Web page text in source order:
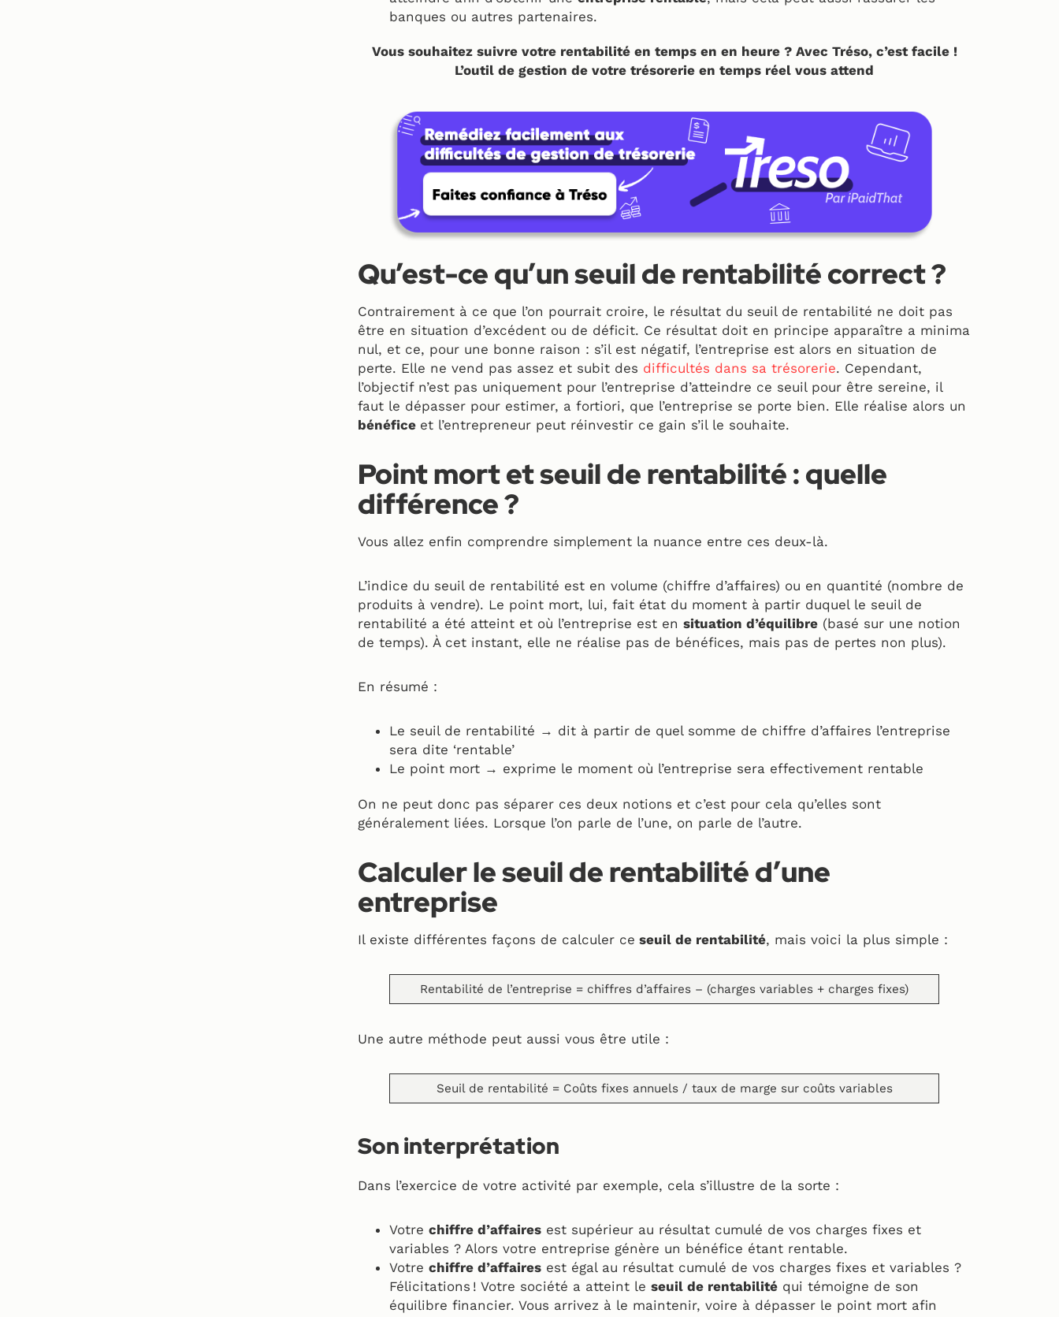
banques ou autres partenaires.
Vous souhaitez suivre votre rentabilité en temps en en heure ? Avec Tréso, c’est facile !
L’outil de gestion de votre trésorerie en temps réel vous attend
Qu’est-ce qu’un seuil de rentabilité correct ?
Contrairement à ce que l’on pourrait croire, le résultat du seuil de rentabilité ne doit pas
être en situation d’excédent ou de déficit. Ce résultat doit en principe apparaître a minima
nul, et ce, pour une bonne raison : s’il est négatif, l’entreprise est alors en situation de
perte. Elle ne vend pas assez et subit des difficultés dans sa trésorerie. Cependant,
l’objectif n’est pas uniquement pour l’entreprise d’atteindre ce seuil pour être sereine, il
faut le dépasser pour estimer, a fortiori, que l’entreprise se porte bien. Elle réalise alors un
bénéfice et l’entrepreneur peut réinvestir ce gain s’il le souhaite.
Point mort et seuil de rentabilité : quelle
différence ?
Vous allez enfin comprendre simplement la nuance entre ces deux-là.
L’indice du seuil de rentabilité est en volume (chiffre d’affaires) ou en quantité (nombre de
produits à vendre). Le point mort, lui, fait état du moment à partir duquel le seuil de
rentabilité a été atteint et où l’entreprise est en situation d’équilibre (basé sur une notion
de temps). À cet instant, elle ne réalise pas de bénéfices, mais pas de pertes non plus).
En résumé :
Le seuil de rentabilité → dit à partir de quel somme de chiffre d’affaires l’entreprise
sera dite ‘rentable’
Le point mort → exprime le moment où l’entreprise sera effectivement rentable
On ne peut donc pas séparer ces deux notions et c’est pour cela qu’elles sont
généralement liées. Lorsque l’on parle de l’une, on parle de l’autre.
Calculer le seuil de rentabilité d’une
entreprise
Il existe différentes façons de calculer ce seuil de rentabilité, mais voici la plus simple :
Rentabilité de l’entreprise = chiffres d’affaires – (charges variables + charges fixes)
Une autre méthode peut aussi vous être utile :
Seuil de rentabilité = Coûts fixes annuels / taux de marge sur coûts variables
Son interprétation
Dans l’exercice de votre activité par exemple, cela s’illustre de la sorte :
Votre chiffre d’affaires est supérieur au résultat cumulé de vos charges fixes et
variables ? Alors votre entreprise génère un bénéfice étant rentable.
Votre chiffre d’affaires est égal au résultat cumulé de vos charges fixes et variables ?
Félicitations ! Votre société a atteint le seuil de rentabilité qui témoigne de son
équilibre financier. Vous arrivez à le maintenir, voire à dépasser le point mort afin